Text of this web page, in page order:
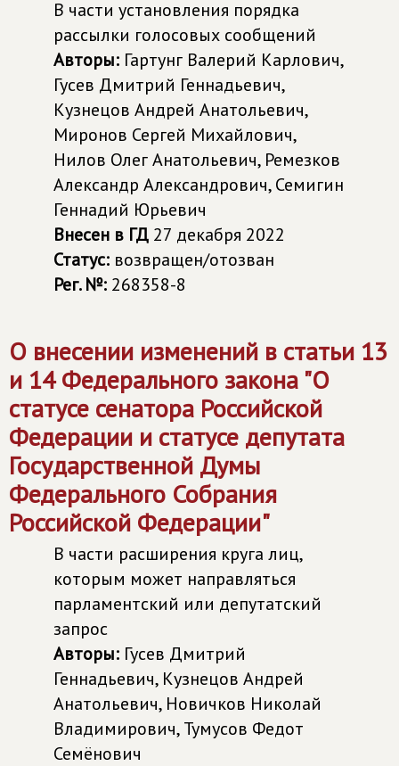
В части установления порядка
рассылки голосовых сообщений
Авторы: Гартунг Валерий Карлович,
Гусев Дмитрий Геннадьевич,
Кузнецов Андрей Анатольевич,
Миронов Сергей Михайлович,
Нилов Олег Анатольевич, Ремезков
Александр Александрович, Семигин
Геннадий Юрьевич
Внесен в ГД 27 декабря 2022
Статус: возвращен/отозван
Рег. №: 268358-8
О внесении изменений в статьи 13
и 14 Федерального закона "О
статусе сенатора Российской
Федерации и статусе депутата
Государственной Думы
Федерального Собрания
Российской Федерации"
В части расширения круга лиц,
которым может направляться
парламентский или депутатский
запрос
Авторы: Гусев Дмитрий
Геннадьевич, Кузнецов Андрей
Анатольевич, Новичков Николай
Владимирович, Тумусов Федот
Семёнович